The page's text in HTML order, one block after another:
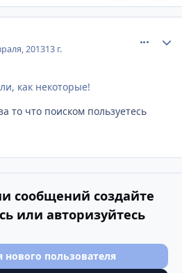
201313 г.
как некоторые!
то что поиском пользуетесь
сообщений создайте
или авторизуйтесь
нового пользователя